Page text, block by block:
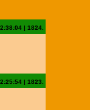
| 1824.
| 1823.